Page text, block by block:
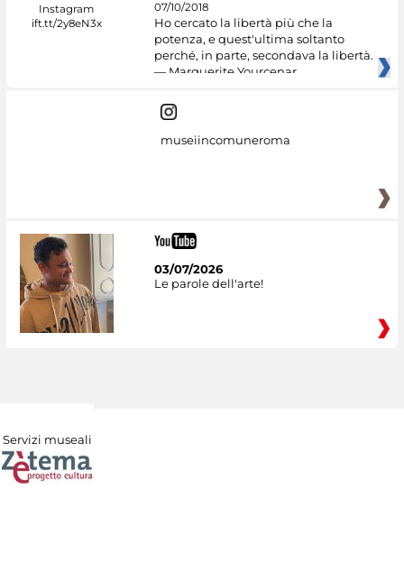
07/10/2018
Ho cercato la libertà più che la
potenza, e quest'ultima soltanto
perché, in parte, secondava la libertà.
— Marguerite Yourcenar
museiincomuneroma
03/07/2026
Le parole dell'arte!
Servizi museali